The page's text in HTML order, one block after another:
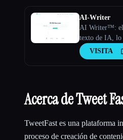
AI-Writer
AI Writer™: el
texto de IA, lo
VISITA
Acerca de Tweet
TweetFast es una plataforma
proceso de creación de